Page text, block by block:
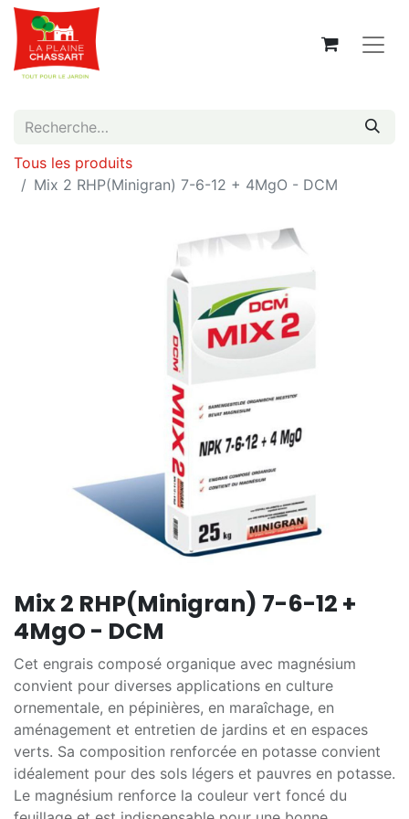
Tous les produits
Mix 2 RHP(Minigran) 7-6-12 + 4MgO - DCM
Mix 2 RHP(Minigran) 7-6-12 +
4MgO - DCM
Cet engrais composé organique avec magnésium
convient pour diverses applications en culture
ornementale, en pépinières, en maraîchage, en
aménagement et entretien de jardins et en espaces
verts. Sa composition renforcée en potasse convient
idéalement pour des sols légers et pauvres en potasse.
Le magnésium renforce la couleur vert foncé du